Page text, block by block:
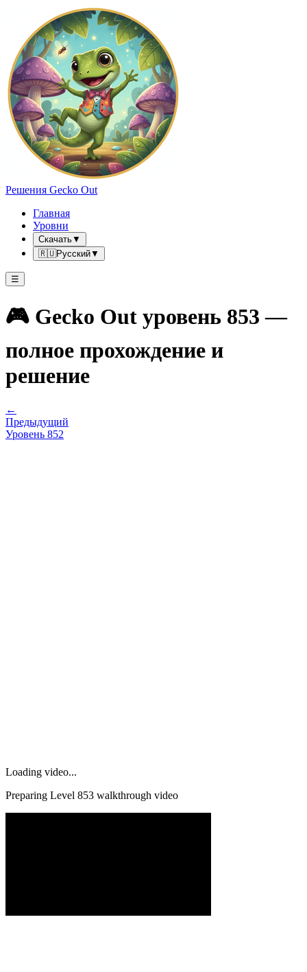
Решения Gecko Out
Главная
Уровни
Скачать▼
🇷🇺Русский▼
☰
🎮 Gecko Out уровень 853 —
полное прохождение и
решение
←
Предыдущий
Уровень 852
Loading video...
Preparing Level 853 walkthrough video